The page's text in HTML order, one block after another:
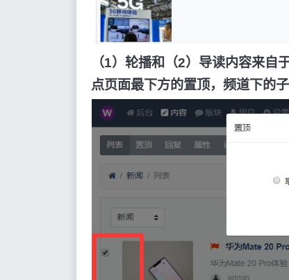
（1）轮播和（2）导读内容来自
点页面最下方的置顶，频道下的